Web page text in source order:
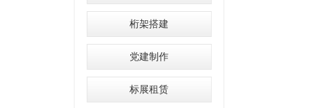
桁架搭建
党建制作
标展租赁